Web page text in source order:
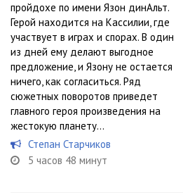
пройдохе по имени Язон динАльт.
Герой находится на Кассилии, где
участвует в играх и спорах. В один
из дней ему делают выгодное
предложение, и Язону не остается
ничего, как согласиться. Ряд
сюжетных поворотов приведет
главного героя произведения на
жестокую планету...
Степан Старчиков
5 часов 48 минут